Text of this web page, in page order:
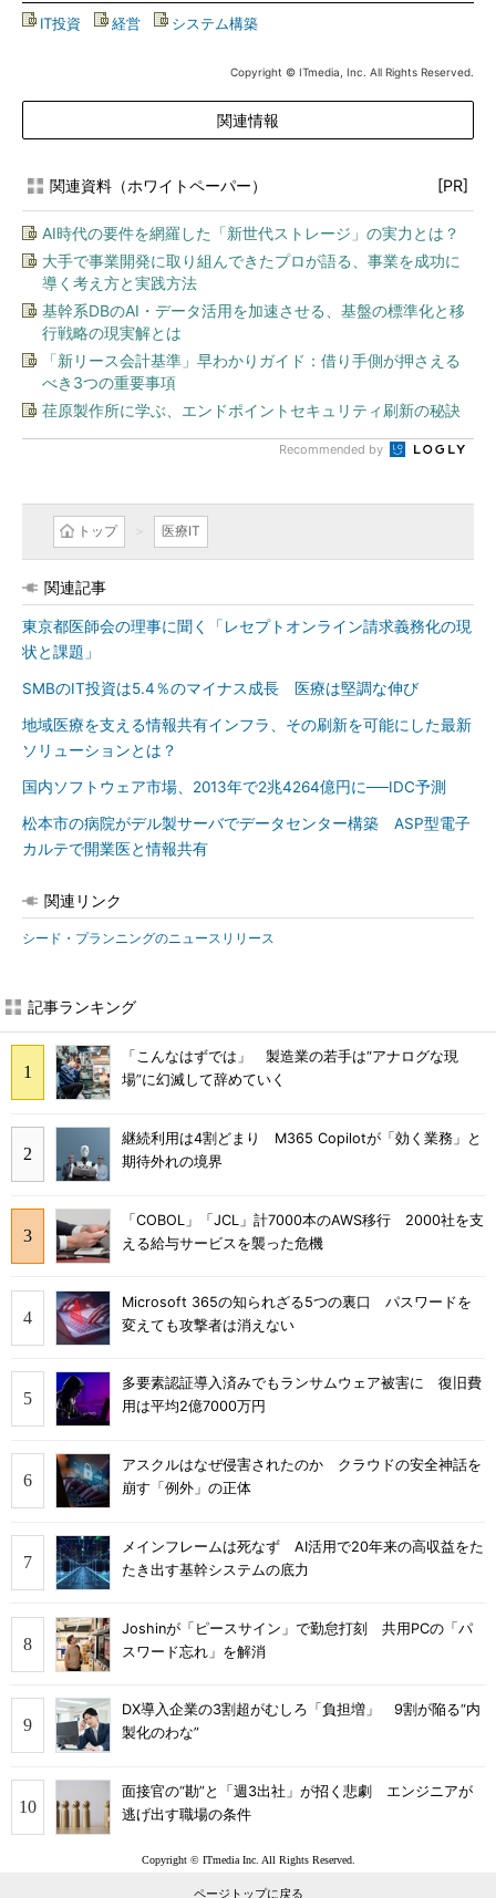
IT投資 経営 システム構築
Copyright © ITmedia, Inc. All Rights Reserved.
関連情報
関連資料（ホワイトペーパー） [PR]
AI時代の要件を網羅した「新世代ストレージ」の実力とは？
大手で事業開発に取り組んできたプロが語る、事業を成功に
導く考え方と実践方法
基幹系DBのAI・データ活用を加速させる、基盤の標準化と移
行戦略の現実解とは
「新リース会計基準」早わかりガイド：借り手側が押さえる
べき3つの重要事項
荏原製作所に学ぶ、エンドポイントセキュリティ刷新の秘訣
Recommended by
トップ 医療IT
関連記事
東京都医師会の理事に聞く「レセプトオンライン請求義務化の現
状と課題」
SMBのIT投資は5.4％のマイナス成長 医療は堅調な伸び
地域医療を支える情報共有インフラ、その刷新を可能にした最新
ソリューションとは？
国内ソフトウェア市場、2013年で2兆4264億円に──IDC予測
松本市の病院がデル製サーバでデータセンター構築 ASP型電子
カルテで開業医と情報共有
関連リンク
シード・プランニングのニュースリリース
記事ランキング
「こんなはずでは」 製造業の若手は“アナログな現
場”に幻滅して辞めていく
継続利用は4割どまり M365 Copilotが「効く業務」と
期待外れの境界
「COBOL」「JCL」計7000本のAWS移行 2000社を支
える給与サービスを襲った危機
Microsoft 365の知られざる5つの裏口 パスワードを
変えても攻撃者は消えない
多要素認証導入済みでもランサムウェア被害に 復旧費
用は平均2億7000万円
アスクルはなぜ侵害されたのか クラウドの安全神話を
崩す「例外」の正体
メインフレームは死なず AI活用で20年来の高収益をた
たき出す基幹システムの底力
Joshinが「ピースサイン」で勤怠打刻 共用PCの「パ
スワード忘れ」を解消
DX導入企業の3割超がむしろ「負担増」 9割が陥る“内
製化のわな”
面接官の“勘”と「週3出社」が招く悲劇 エンジニアが
逃げ出す職場の条件
Copyright © ITmedia Inc. All Rights Reserved.
ページトップに戻る